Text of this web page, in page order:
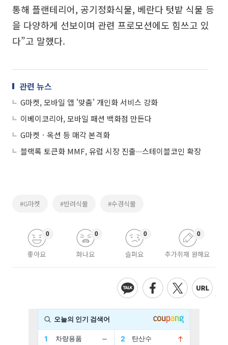
통해 플랜테리어, 공기정화식물, 베란다 텃밭 식물 등
을 다양하게 선보이며 관련 프로모션에도 힘쓰고 있
다”고 말했다.
관련 뉴스
G마켓, 모바일 앱 '맞춤' 개인화 서비스 강화
이베이코리아, 모바일 패션 백화점 만든다
G마켓ㆍ옥션 등 매각 본격화
블랙록 토큰화 MMF, 유럽 시장 진출∙∙∙스테이블코인 확장
#G마켓 #반려식물 #수경식물
좋아요
0
화나요
0
슬퍼요
0
추가취재 원해요
0